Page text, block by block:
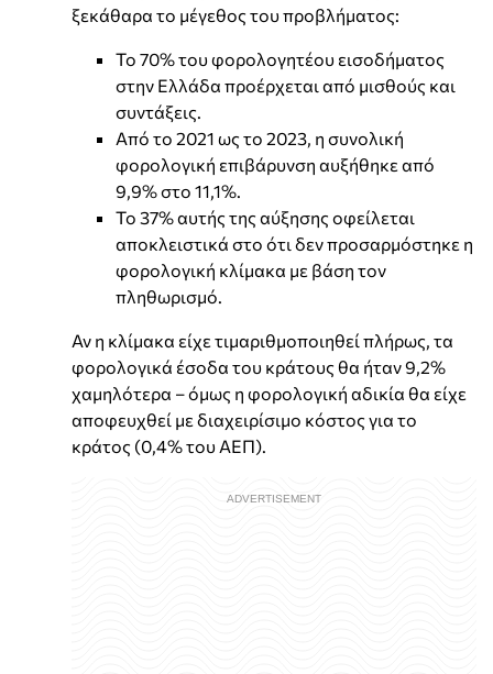
ξεκάθαρα το μέγεθος του προβλήματος:
Το 70% του φορολογητέου εισοδήματος
στην Ελλάδα προέρχεται από μισθούς και
συντάξεις.
Από το 2021 ως το 2023, η συνολική
φορολογική επιβάρυνση αυξήθηκε από
9,9% στο 11,1%.
Το 37% αυτής της αύξησης οφείλεται
αποκλειστικά στο ότι δεν προσαρμόστηκε η
φορολογική κλίμακα με βάση τον
πληθωρισμό.
Αν η κλίμακα είχε τιμαριθμοποιηθεί πλήρως, τα
φορολογικά έσοδα του κράτους θα ήταν 9,2%
χαμηλότερα – όμως η φορολογική αδικία θα είχε
αποφευχθεί με διαχειρίσιμο κόστος για το
κράτος (0,4% του ΑΕΠ).